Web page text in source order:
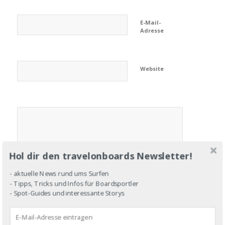
E-Mail-
Adresse
Website
Hol dir den travelonboards Newsletter!
- aktuelle News rund ums Surfen
- Tipps, Tricks und Infos für Boardsportler
- Spot-Guides und interessante Storys